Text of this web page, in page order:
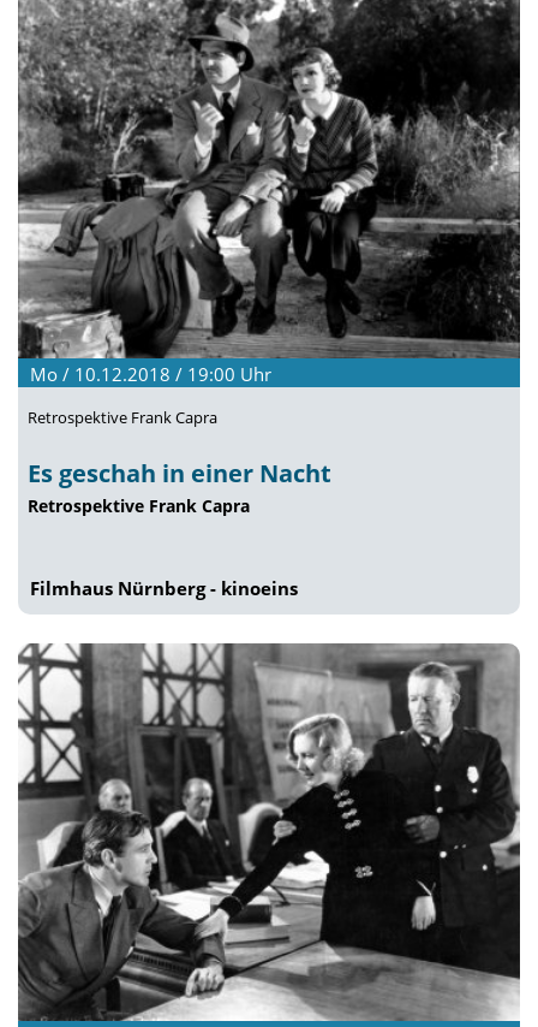
Mo / 10.12.2018 / 19:00 Uhr
Retrospektive Frank Capra
Es geschah in einer Nacht
Retrospektive Frank Capra
Filmhaus Nürnberg - kinoeins